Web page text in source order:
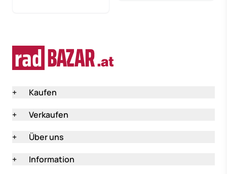
+
Kaufen
+
Verkaufen
+
Über uns
+
Information